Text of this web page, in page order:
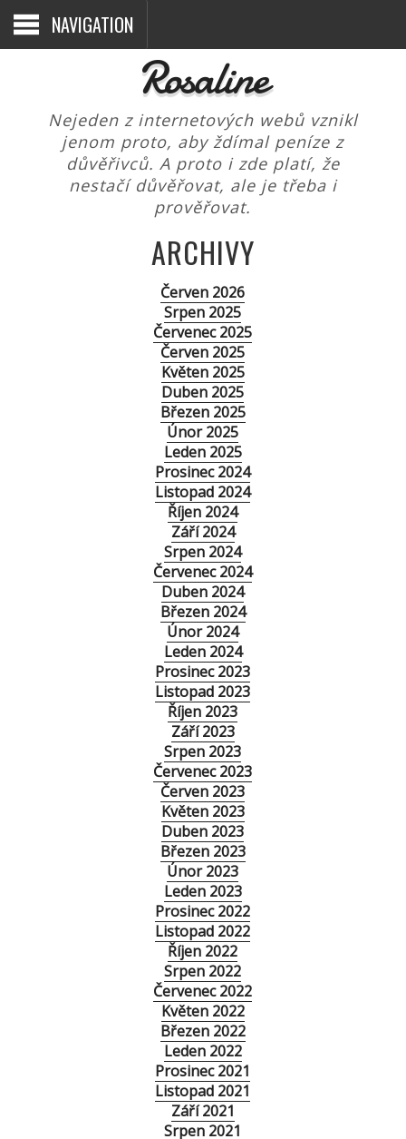
NAVIGATION
Rosaline
Nejeden z internetových webů vznikl
jenom proto, aby ždímal peníze z
důvěřivců. A proto i zde platí, že
nestačí důvěřovat, ale je třeba i
prověřovat.
ARCHIVY
Červen 2026
Srpen 2025
Červenec 2025
Červen 2025
Květen 2025
Duben 2025
Březen 2025
Únor 2025
Leden 2025
Prosinec 2024
Listopad 2024
Říjen 2024
Září 2024
Srpen 2024
Červenec 2024
Duben 2024
Březen 2024
Únor 2024
Leden 2024
Prosinec 2023
Listopad 2023
Říjen 2023
Září 2023
Srpen 2023
Červenec 2023
Červen 2023
Květen 2023
Duben 2023
Březen 2023
Únor 2023
Leden 2023
Prosinec 2022
Listopad 2022
Říjen 2022
Srpen 2022
Červenec 2022
Květen 2022
Březen 2022
Leden 2022
Prosinec 2021
Listopad 2021
Září 2021
Srpen 2021